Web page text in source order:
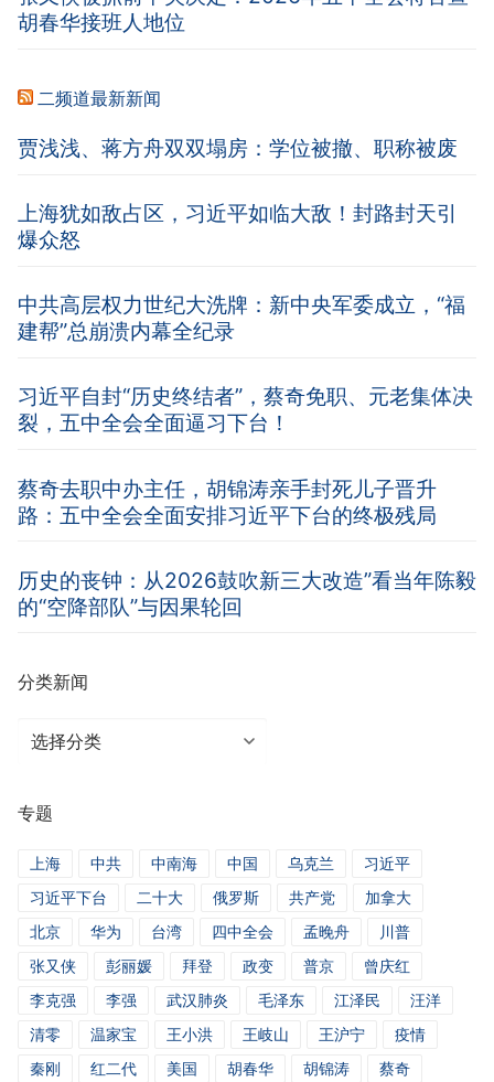
胡春华接班人地位
二频道最新新闻
贾浅浅、蒋方舟双双塌房：学位被撤、职称被废
上海犹如敌占区，习近平如临大敌！封路封天引
爆众怒
中共高层权力世纪大洗牌：新中央军委成立，“福
建帮”总崩溃内幕全纪录
习近平自封“历史终结者”，蔡奇免职、元老集体决
裂，五中全会全面逼习下台！
蔡奇去职中办主任，胡锦涛亲手封死儿子晋升
路：五中全会全面安排习近平下台的终极残局
历史的丧钟：从2026鼓吹新三大改造”看当年陈毅
的“空降部队”与因果轮回
分类新闻
分
闻
专题
上海 中共 中南海 中国 乌克兰
习近平
习近平下台
二十大 俄罗斯 共产党
加拿大
北京
华为 台湾 四中全会 孟晚舟
川普
张又侠
彭丽媛 拜登 政变 普京
曾庆红
李克强
李强 武汉肺炎 毛泽东 江泽民
汪洋
清零
温家宝 王小洪 王岐山 王沪宁
疫情
秦刚
红二代 美国 胡春华 胡锦涛 蔡奇